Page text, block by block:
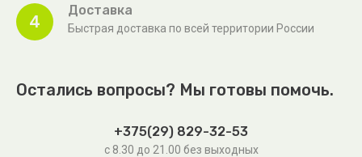
4
Доставка
Быстрая доставка по всей территории России
Остались вопросы? Мы готовы помочь.
+375(29) 829-32-53
с 8.30 до 21.00 без выходных